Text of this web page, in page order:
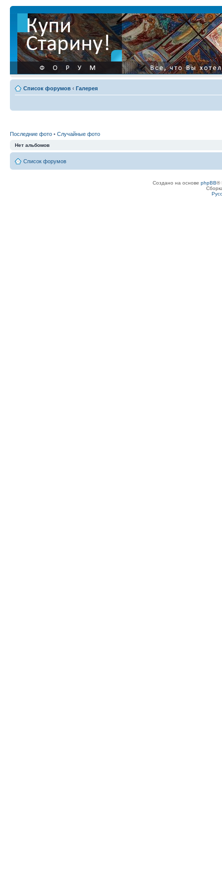
Список форумов ‹ Галерея
Последние фото • Случайные фото
Нет альбомов
Список форумов
Создано на основе phpBB®